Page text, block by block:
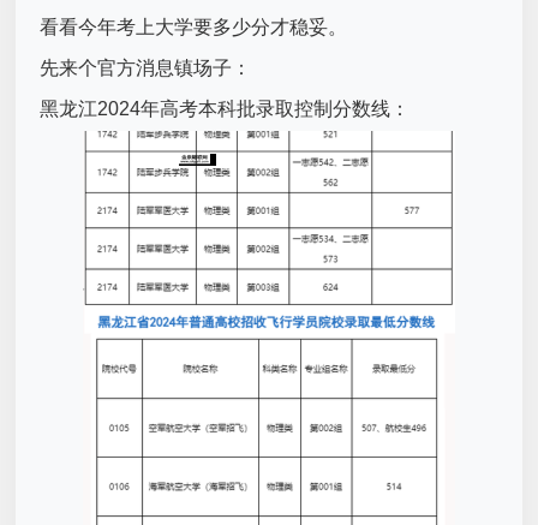
看看今年考上大学要多少分才稳妥。
先来个官方消息镇场子：
黑龙江2024年高考本科批录取控制分数线：